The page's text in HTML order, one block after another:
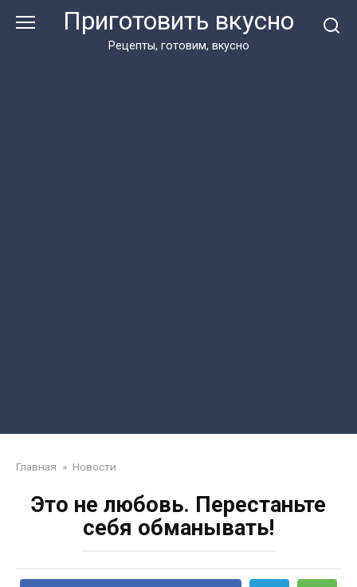
Приготовить вкусно
Рецепты, готовим, вкусно
Главная » Новости
Это не любовь. Перестаньте
себя обманывать!